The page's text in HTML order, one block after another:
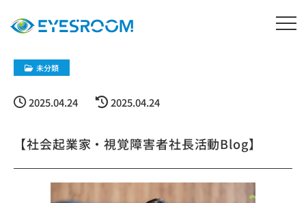
未分類
2025.04.24 2025.04.24
【社会起業家・視覚障害者社長活動Blog】